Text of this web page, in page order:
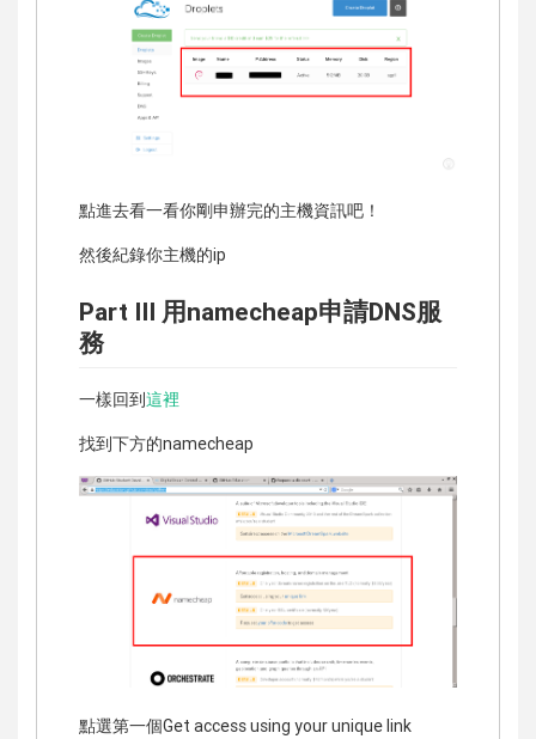
點進去看一看你剛申辦完的主機資訊吧！
然後紀錄你主機的ip
Part III 用namecheap申請DNS服
務
一樣回到這裡
找到下方的namecheap
點選第一個Get access using your unique link